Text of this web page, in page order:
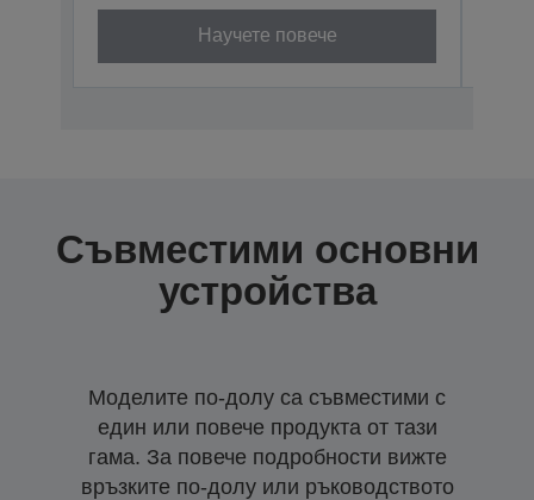
Научете повече
Съвместими основни
устройства
Моделите по-долу са съвместими с
един или повече продукта от тази
гама. За повече подробности вижте
връзките по-долу или ръководството